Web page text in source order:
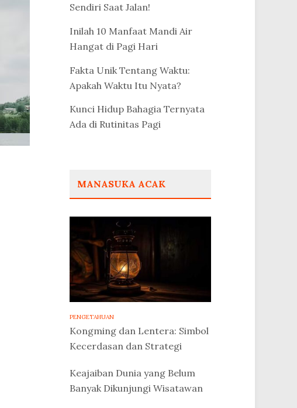
Sendiri Saat Jalan!
Inilah 10 Manfaat Mandi Air
Hangat di Pagi Hari
Fakta Unik Tentang Waktu:
Apakah Waktu Itu Nyata?
Kunci Hidup Bahagia Ternyata
Ada di Rutinitas Pagi
MANASUKA ACAK
PENGETAHUAN
Kongming dan Lentera: Simbol
Kecerdasan dan Strategi
Keajaiban Dunia yang Belum
Banyak Dikunjungi Wisatawan